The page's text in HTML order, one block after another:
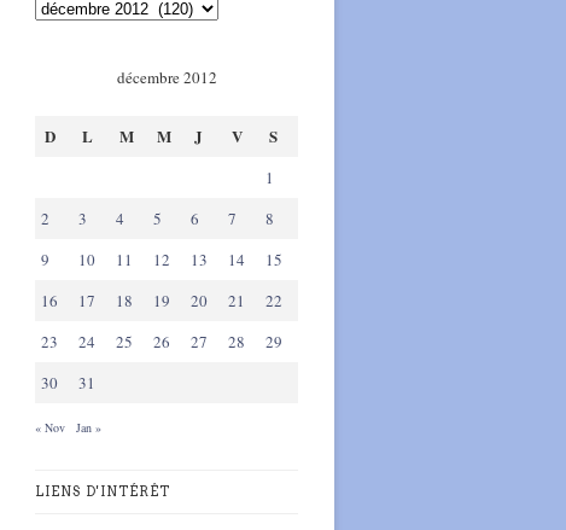
décembre 2012
D L M M J V S
1
2
3 4 5 6 7
8
9
10 11 12 13 14
15
16
17 18 19 20 21
22
23
24 25 26 27 28
29
30
31
« Nov Jan »
LIENS D'INTÉRÊT